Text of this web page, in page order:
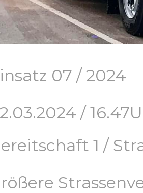
07 / 2024
/
1 /